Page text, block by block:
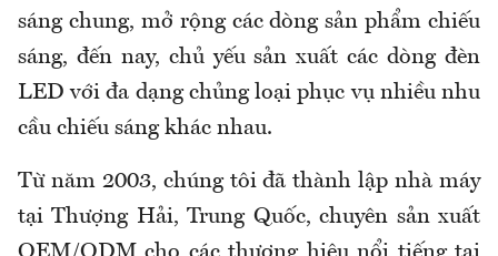
sáng chung, mở rộng các dòng sản phẩm chiếu
sáng, đến nay, chủ yếu sản xuất các dòng đèn
LED với đa dạng chủng loại phục vụ nhiều nhu
cầu chiếu sáng khác nhau.
Từ năm 2003, chúng tôi đã thành lập nhà máy
tại Thượng Hải, Trung Quốc, chuyên sản xuất